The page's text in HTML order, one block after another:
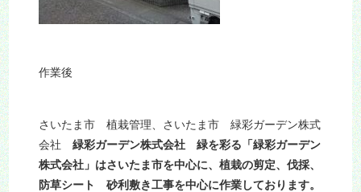
作業後
さいたま市 植栽管理、さいたま市 緑彩ガーデン株式
会社緑彩ガーデン株式会社 緑を彩る「緑彩ガーデン
株式会社」はさいたま市を中心に、植栽の剪定、伐採、
防草シート 砂利敷き工事を中心に作業しております。